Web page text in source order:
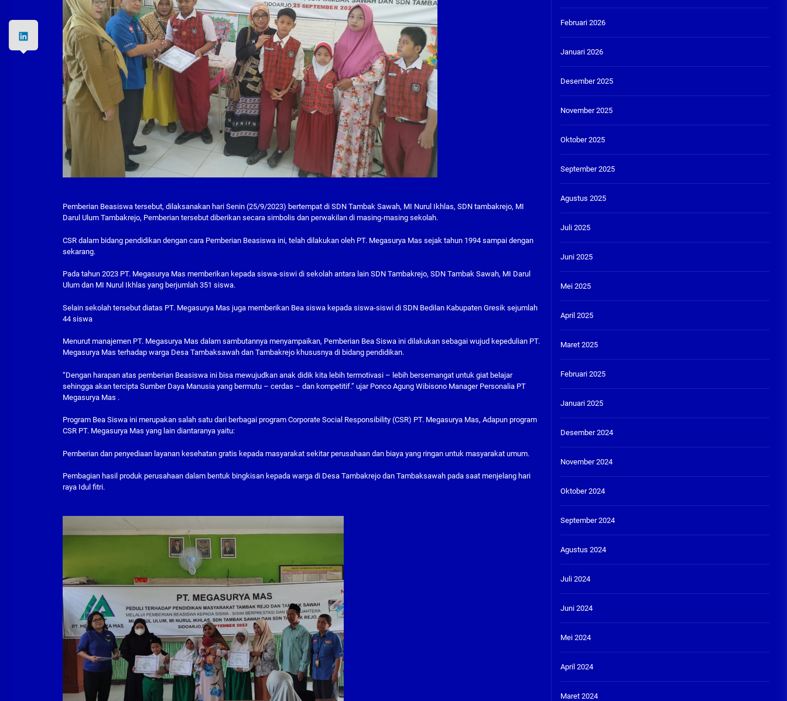
Pemberian Beasiswa tersebut, dilaksanakan hari Senin (25/9/2023) bertempat di SDN Tambak Sawah, MI Nurul Ikhlas, SDN tambakrejo, MI
Darul Ulum Tambakrejo, Pemberian tersebut diberikan secara simbolis dan perwakilan di masing-masing sekolah.
CSR dalam bidang pendidikan dengan cara Pemberian Beasiswa ini, telah dilakukan oleh PT. Megasurya Mas sejak tahun 1994 sampai dengan
sekarang.
Pada tahun 2023 PT. Megasurya Mas memberikan kepada siswa-siswi di sekolah antara lain SDN Tambakrejo, SDN Tambak Sawah, MI Darul
Ulum dan MI Nurul Ikhlas yang berjumlah 351 siswa.
Selain sekolah tersebut diatas PT. Megasurya Mas juga memberikan Bea siswa kepada siswa-siswi di SDN Bedilan Kabupaten Gresik sejumlah
44 siswa
Menurut manajemen PT. Megasurya Mas dalam sambutannya menyampaikan, Pemberian Bea Siswa ini dilakukan sebagai wujud kepedulian PT.
Megasurya Mas terhadap warga Desa Tambaksawah dan Tambakrejo khususnya di bidang pendidikan.
“Dengan harapan atas pemberian Beasiswa ini bisa mewujudkan anak didik kita lebih termotivasi – lebih bersemangat untuk giat belajar
sehingga akan tercipta Sumber Daya Manusia yang bermutu – cerdas – dan kompetitif.” ujar Ponco Agung Wibisono Manager Personalia PT
Megasurya Mas .
Program Bea Siswa ini merupakan salah satu dari berbagai program Corporate Social Responsibility (CSR) PT. Megasurya Mas, Adapun program
CSR PT. Megasurya Mas yang lain diantaranya yaitu:
Pemberian dan penyediaan layanan kesehatan gratis kepada masyarakat sekitar perusahaan dan biaya yang ringan untuk masyarakat umum.
Pembagian hasil produk perusahaan dalam bentuk bingkisan kepada warga di Desa Tambakrejo dan Tambaksawah pada saat menjelang hari
raya Idul fitri.
Februari 2026
Januari 2026
Desember 2025
November 2025
Oktober 2025
September 2025
Agustus 2025
Juli 2025
Juni 2025
Mei 2025
April 2025
Maret 2025
Februari 2025
Januari 2025
Desember 2024
November 2024
Oktober 2024
September 2024
Agustus 2024
Juli 2024
Juni 2024
Mei 2024
April 2024
Maret 2024